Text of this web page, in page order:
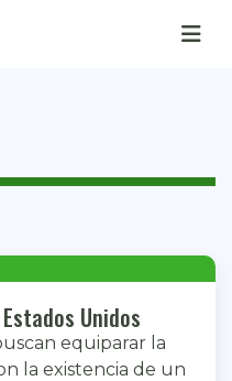
Unidos
equiparar la
la existencia de un